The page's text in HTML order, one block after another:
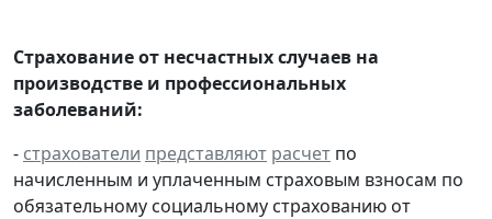
Страхование от несчастных случаев на
производстве и профессиональных
заболеваний:
- страхователи представляют расчет по
начисленным и уплаченным страховым взносам по
обязательному социальному страхованию от